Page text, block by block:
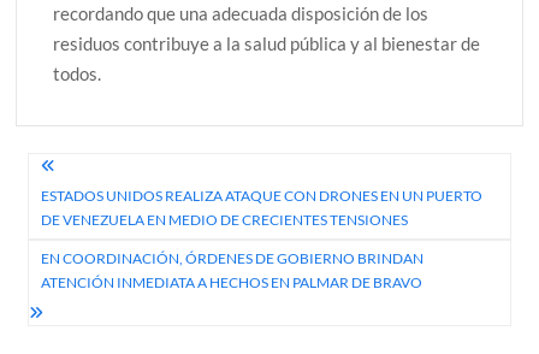
recordando que una adecuada disposición de los
residuos contribuye a la salud pública y al bienestar de
todos.
Navegación
de
entradas
ESTADOS UNIDOS REALIZA ATAQUE CON DRONES EN UN PUERTO
DE VENEZUELA EN MEDIO DE CRECIENTES TENSIONES
EN COORDINACIÓN, ÓRDENES DE GOBIERNO BRINDAN
ATENCIÓN INMEDIATA A HECHOS EN PALMAR DE BRAVO